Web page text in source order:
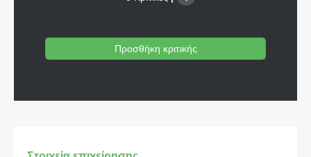
Προσθήκη κριτικής